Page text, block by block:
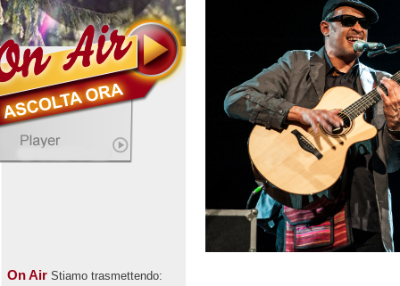
On Air Stiamo trasmettendo: